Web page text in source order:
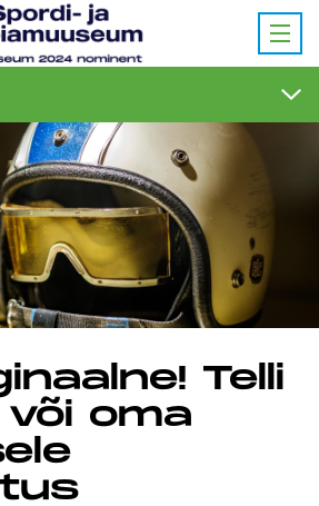
Telli
oma